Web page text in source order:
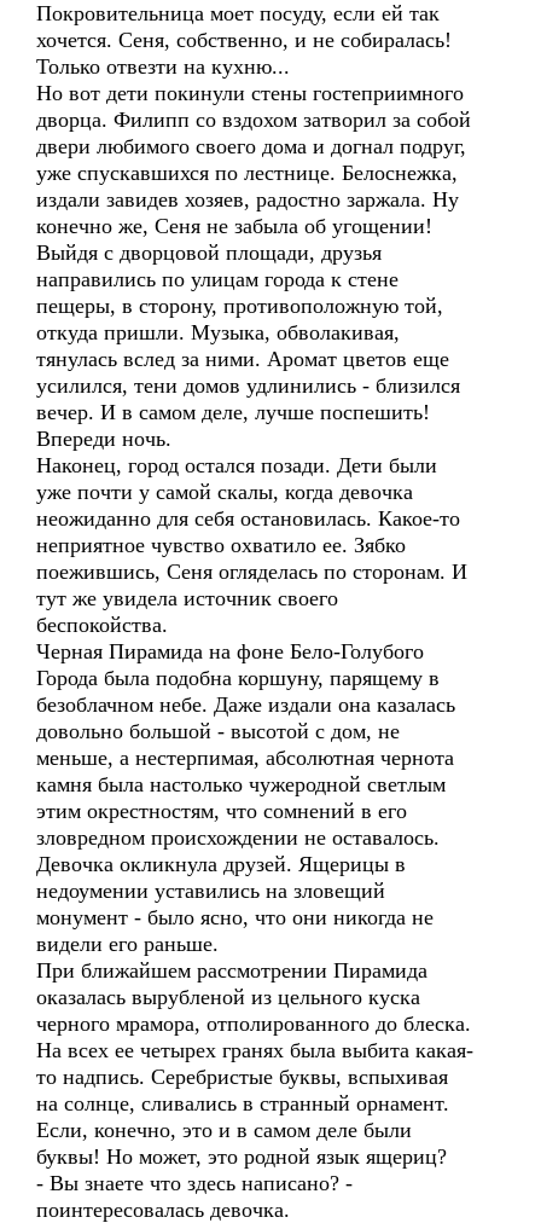
Покровительница моет посуду, если ей так
хочется. Сеня, собственно, и не собиралась!
Только отвезти на кухню...
Но вот дети покинули стены гостеприимного
дворца. Филипп со вздохом затворил за собой
двери любимого своего дома и догнал подруг,
уже спускавшихся по лестнице. Белоснежка,
издали завидев хозяев, радостно заржала. Ну
конечно же, Сеня не забыла об угощении!
Выйдя с дворцовой площади, друзья
направились по улицам города к стене
пещеры, в сторону, противоположную той,
откуда пришли. Музыка, обволакивая,
тянулась вслед за ними. Аромат цветов еще
усилился, тени домов удлинились - близился
вечер. И в самом деле, лучше поспешить!
Впереди ночь.
Наконец, город остался позади. Дети были
уже почти у самой скалы, когда девочка
неожиданно для себя остановилась. Какое-то
неприятное чувство охватило ее. Зябко
поежившись, Сеня огляделась по сторонам. И
тут же увидела источник своего
беспокойства.
Черная Пирамида на фоне Бело-Голубого
Города была подобна коршуну, парящему в
безоблачном небе. Даже издали она казалась
довольно большой - высотой с дом, не
меньше, а нестерпимая, абсолютная чернота
камня была настолько чужеродной светлым
этим окрестностям, что сомнений в его
зловредном происхождении не оставалось.
Девочка окликнула друзей. Ящерицы в
недоумении уставились на зловещий
монумент - было ясно, что они никогда не
видели его раньше.
При ближайшем рассмотрении Пирамида
оказалась вырубленой из цельного куска
черного мрамора, отполированного до блеска.
На всех ее четырех гранях была выбита какая-
то надпись. Серебристые буквы, вспыхивая
на солнце, сливались в странный орнамент.
Если, конечно, это и в самом деле были
буквы! Но может, это родной язык ящериц?
- Вы знаете что здесь написано? -
поинтересовалась девочка.